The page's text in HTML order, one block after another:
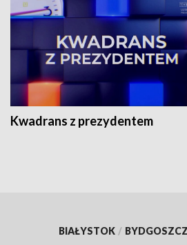
Kwadrans z prezydentem
BIAŁYSTOK / BYDGOSZCZ